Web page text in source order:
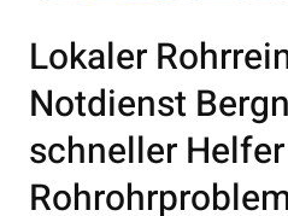
Lokaler
Notdienst
schneller